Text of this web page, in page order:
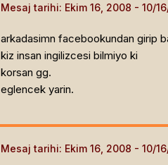
Mesaj tarihi: Ekim 16, 2008
arkadasimn facebookundan girip
kiz insan ingilizcesi bilmiyo ki
korsan gg.
eglencek yarin.
Mesaj tarihi: Ekim 16, 2008